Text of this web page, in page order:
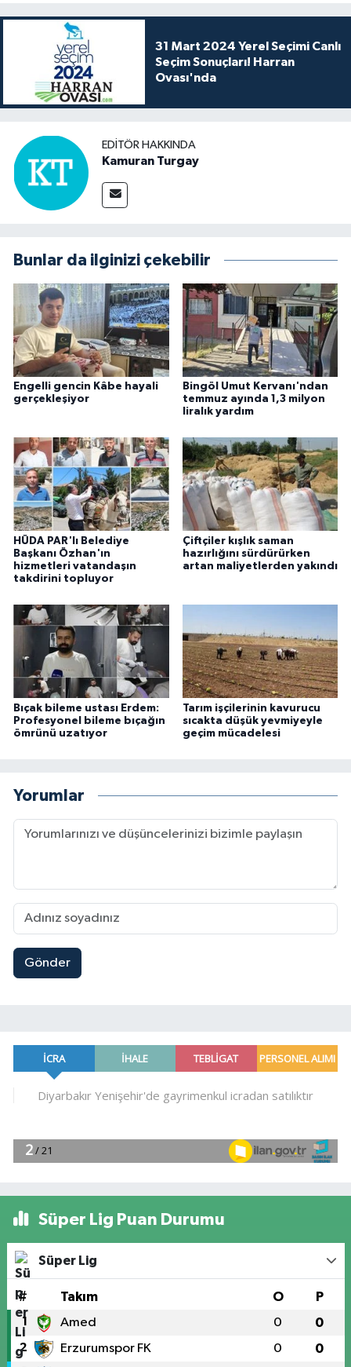
31 Mart 2024 Yerel Seçimi Canlı
Seçim Sonuçları! Harran
Ovası'nda
EDITÖR HAKKINDA
Kamuran Turgay
Bunlar da ilginizi çekebilir
Engelli gencin Kâbe hayali
gerçekleşiyor
Bingöl Umut Kervanı'ndan
temmuz ayında 1,3 milyon
liralık yardım
HÜDA PAR'lı Belediye
Başkanı Özhan'ın
hizmetleri vatandaşın
takdirini topluyor
Çiftçiler kışlık saman
hazırlığını sürdürürken
artan maliyetlerden yakındı
Bıçak bileme ustası Erdem:
Profesyonel bileme bıçağın
ömrünü uzatıyor
Tarım işçilerinin kavurucu
sıcakta düşük yevmiyeyle
geçim mücadelesi
Yorumlar
Gönder
Süper Lig Puan Durumu
Süper Lig
# Takım O P
1 Amed 0 0
2 Erzurumspor FK 0 0